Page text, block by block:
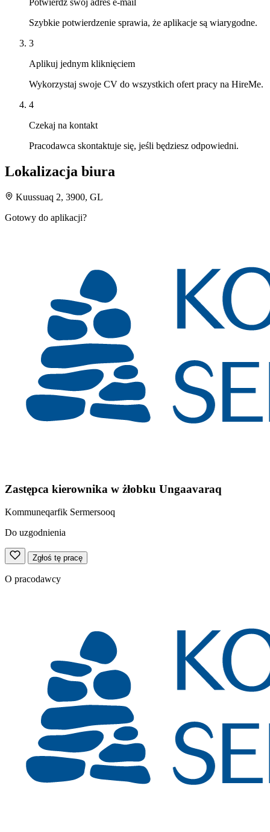
Szybkie potwierdzenie sprawia, że aplikacje są wiarygodne.
3
Aplikuj jednym kliknięciem
Wykorzystaj swoje CV do wszystkich ofert pracy na HireMe.
4
Czekaj na kontakt
Pracodawca skontaktuje się, jeśli będziesz odpowiedni.
Lokalizacja biura
Kuussuaq 2, 3900, GL
Gotowy do aplikacji?
Zastępca kierownika w żłobku Ungaavaraq
Kommuneqarfik Sermersooq
Do uzgodnienia
Zgłoś tę pracę
O pracodawcy